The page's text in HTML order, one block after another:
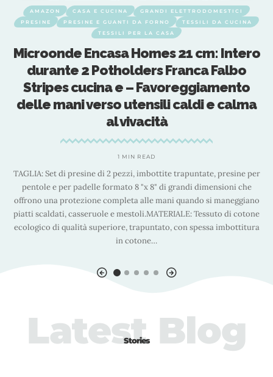
TESSILI DA CUCINA
21 cm: Intero
Falbo
e calma
presine per
dimensioni che
si maneggiano
Tessuto di cotone
spessa imbottitura
CASA E CUCINA
GRANDI
PRESINE E GUANTI DA FORNO
TESSILI
TESSILI PER LA CASA
ZENZERO® – Coppia
SILICONE – Forma
1Coppia – Colori
CASUALE) (In
1 MIN READ
Quantità: 1 Coppia (2pz come da titolo) –
CASUALE) Materiale: SILICONE (materiali
con il calore) Specifiche: Forma
Misure: VEDI FOTO (per ciascuna delle nostre
in foto le misure prodotto) Prodotto MADE in
ZENZERO…
Stories
Latest Blog